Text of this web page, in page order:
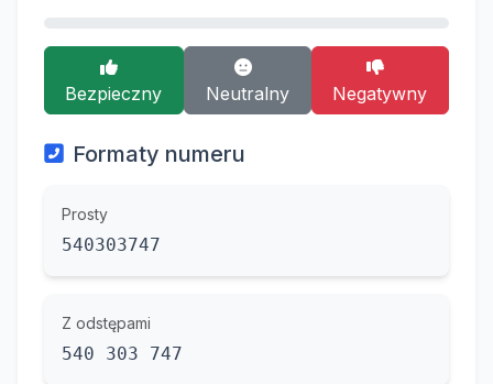
Bezpieczny Neutralny Negatywny
Formaty numeru
Prosty
540303747
Z odstępami
540 303 747